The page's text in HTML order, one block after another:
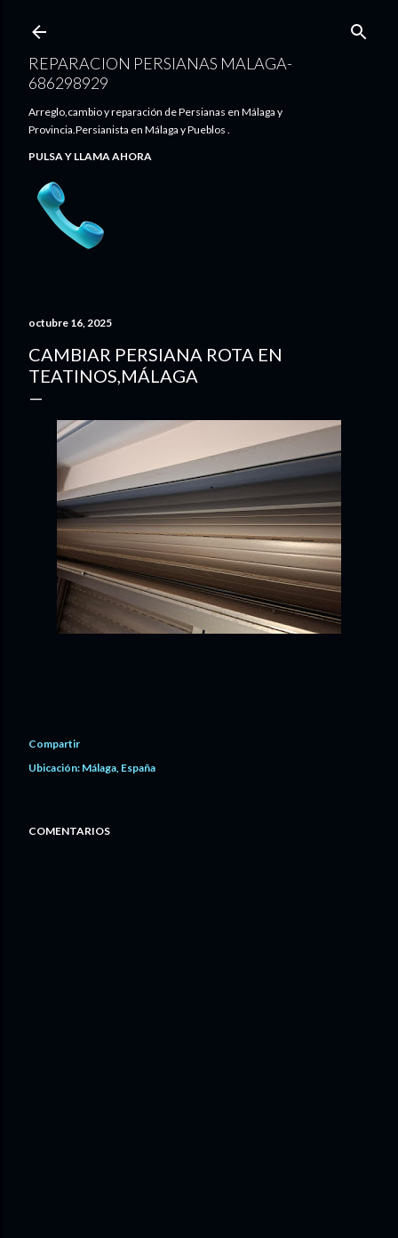
REPARACION PERSIANAS MALAGA-
686298929
Arreglo,cambio y reparación de Persianas en Málaga y
Provincia.Persianista en Málaga y Pueblos .
PULSA Y LLAMA AHORA
octubre 16, 2025
CAMBIAR PERSIANA ROTA EN
TEATINOS,MÁLAGA
Compartir
Ubicación: Málaga, España
COMENTARIOS